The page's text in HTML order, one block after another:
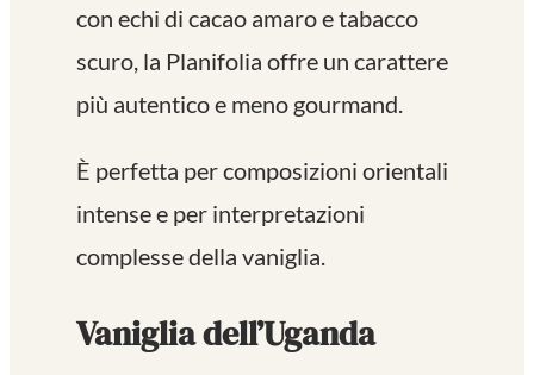
con echi di cacao amaro e tabacco
scuro, la Planifolia offre un carattere
più autentico e meno gourmand.
È perfetta per composizioni orientali
intense e per interpretazioni
complesse della vaniglia.
Vaniglia dell’Uganda